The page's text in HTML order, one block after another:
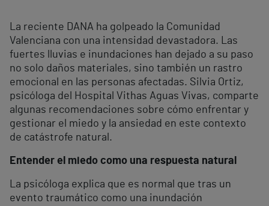
La reciente DANA ha golpeado la Comunidad
Valenciana con una intensidad devastadora. Las
fuertes lluvias e inundaciones han dejado a su paso
no solo daños materiales, sino también un rastro
emocional en las personas afectadas. Silvia Ortiz,
psicóloga del Hospital Vithas Aguas Vivas, comparte
algunas recomendaciones sobre cómo enfrentar y
gestionar el miedo y la ansiedad en este contexto
de catástrofe natural.
Entender el miedo como una respuesta natural
La psicóloga explica que es normal que tras un
evento traumático como una inundación